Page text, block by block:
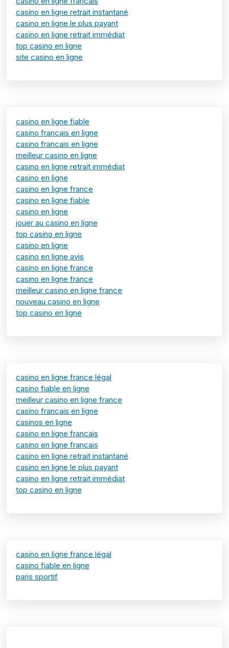
casino en ligne retrait instantané
casino en ligne le plus payant
casino en ligne retrait immédiat
top casino en ligne
site casino en ligne
casino en ligne fiable
casino francais en ligne
casino francais en ligne
meilleur casino en ligne
casino en ligne retrait immédiat
casino en ligne
casino en ligne france
casino en ligne fiable
casino en ligne
jouer au casino en ligne
top casino en ligne
casino en ligne
casino en ligne avis
casino en ligne france
casino en ligne france
meilleur casino en ligne france
nouveau casino en ligne
top casino en ligne
casino en ligne france légal
casino fiable en ligne
meilleur casino en ligne france
casino francais en ligne
casinos en ligne
casino en ligne francais
casino en ligne francais
casino en ligne retrait instantané
casino en ligne le plus payant
casino en ligne retrait immédiat
top casino en ligne
casino en ligne france légal
casino fiable en ligne
paris sportif